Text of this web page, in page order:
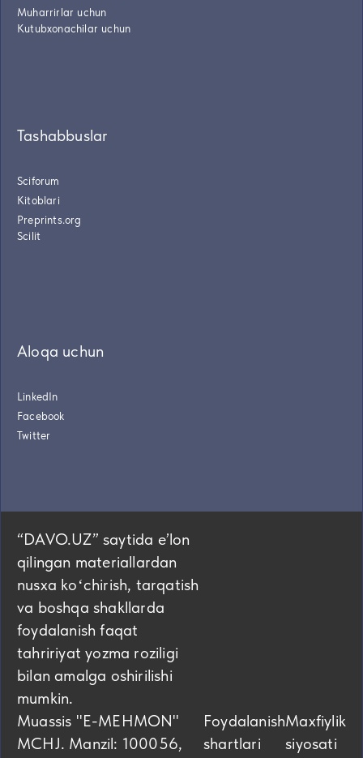
Muharrirlar uchun
Kutubxonachilar uchun
Tashabbuslar
Sciforum
Kitoblari
Preprints.org
Scilit
Aloqa uchun
LinkedIn
Facebook
Twitter
“DAVO.UZ” saytida eʼlon
qilingan materiallardan
nusxa koʻchirish, tarqatish
va boshqa shakllarda
foydalanish faqat
tahririyat yozma roziligi
bilan amalga oshirilishi
mumkin.
Muassis "E-MEHMON"
MCHJ. Manzil: 100056,
Foydalanish
shartlari
Maxfiylik
siyosati